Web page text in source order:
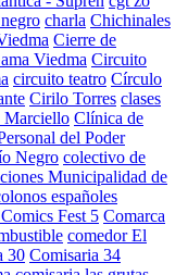
charla Chichinales
Cierre de
Viedma Circuito
circuito teatro Círculo
Cirilo Torres clases
Marciello Clínica de
del Poder
Negro colectivo de
Municipalidad de
españoles
Fest 5 Comarca
comedor El
30 Comisaria 34